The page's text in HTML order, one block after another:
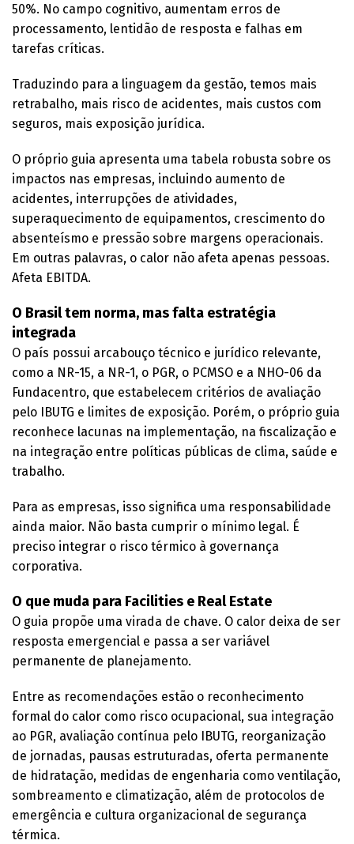
50%. No campo cognitivo, aumentam erros de
processamento, lentidão de resposta e falhas em
tarefas críticas.
Traduzindo para a linguagem da gestão, temos mais
retrabalho, mais risco de acidentes, mais custos com
seguros, mais exposição jurídica.
O próprio guia apresenta uma tabela robusta sobre os
impactos nas empresas, incluindo aumento de
acidentes, interrupções de atividades,
superaquecimento de equipamentos, crescimento do
absenteísmo e pressão sobre margens operacionais.
Em outras palavras, o calor não afeta apenas pessoas.
Afeta EBITDA.
O Brasil tem norma, mas falta estratégia
integrada
O país possui arcabouço técnico e jurídico relevante,
como a NR-15, a NR-1, o PGR, o PCMSO e a NHO-06 da
Fundacentro, que estabelecem critérios de avaliação
pelo IBUTG e limites de exposição. Porém, o próprio guia
reconhece lacunas na implementação, na fiscalização e
na integração entre políticas públicas de clima, saúde e
trabalho.
Para as empresas, isso significa uma responsabilidade
ainda maior. Não basta cumprir o mínimo legal. É
preciso integrar o risco térmico à governança
corporativa.
O que muda para Facilities e Real Estate
O guia propõe uma virada de chave. O calor deixa de ser
resposta emergencial e passa a ser variável
permanente de planejamento.
Entre as recomendações estão o reconhecimento
formal do calor como risco ocupacional, sua integração
ao PGR, avaliação contínua pelo IBUTG, reorganização
de jornadas, pausas estruturadas, oferta permanente
de hidratação, medidas de engenharia como ventilação,
sombreamento e climatização, além de protocolos de
emergência e cultura organizacional de segurança
térmica.